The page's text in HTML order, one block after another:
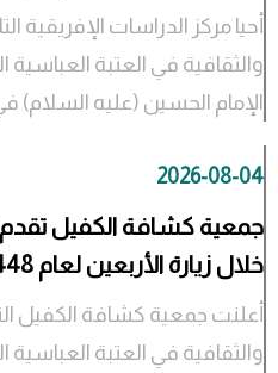
أحيا مركز الدراسات الإفريقية
والثقافية في العتبة
الإمام الحسين (عليه السلام)
2026-08-04
خلال زيارة الأربعين لعام 1448...
أعلنت جمعية كشافة الكفيل